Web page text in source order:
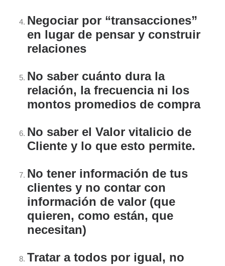
Negociar por “transacciones”
en lugar de pensar y construir
relaciones
No saber cuánto dura la
relación, la frecuencia ni los
montos promedios de compra
No saber el Valor vitalicio de
Cliente y lo que esto permite.
No tener información de tus
clientes y no contar con
información de valor (que
quieren, como están, que
necesitan)
Tratar a todos por igual, no